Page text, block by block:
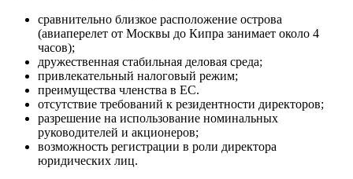
сравнительно близкое расположение острова
(авиаперелет от Москвы до Кипра занимает около 4
часов);
дружественная стабильная деловая среда;
привлекательный налоговый режим;
преимущества членства в ЕС.
отсутствие требований к резидентности директоров;
разрешение на использование номинальных
руководителей и акционеров;
возможность регистрации в роли директора
юридических лиц.